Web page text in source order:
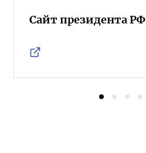
Сайт президента РФ